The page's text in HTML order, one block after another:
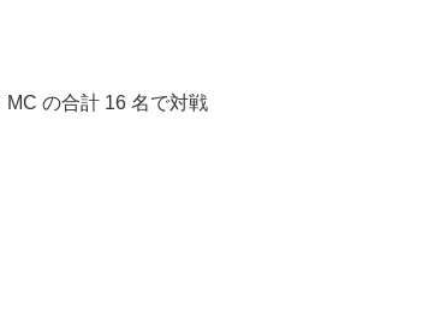
の合計 16 名で対戦